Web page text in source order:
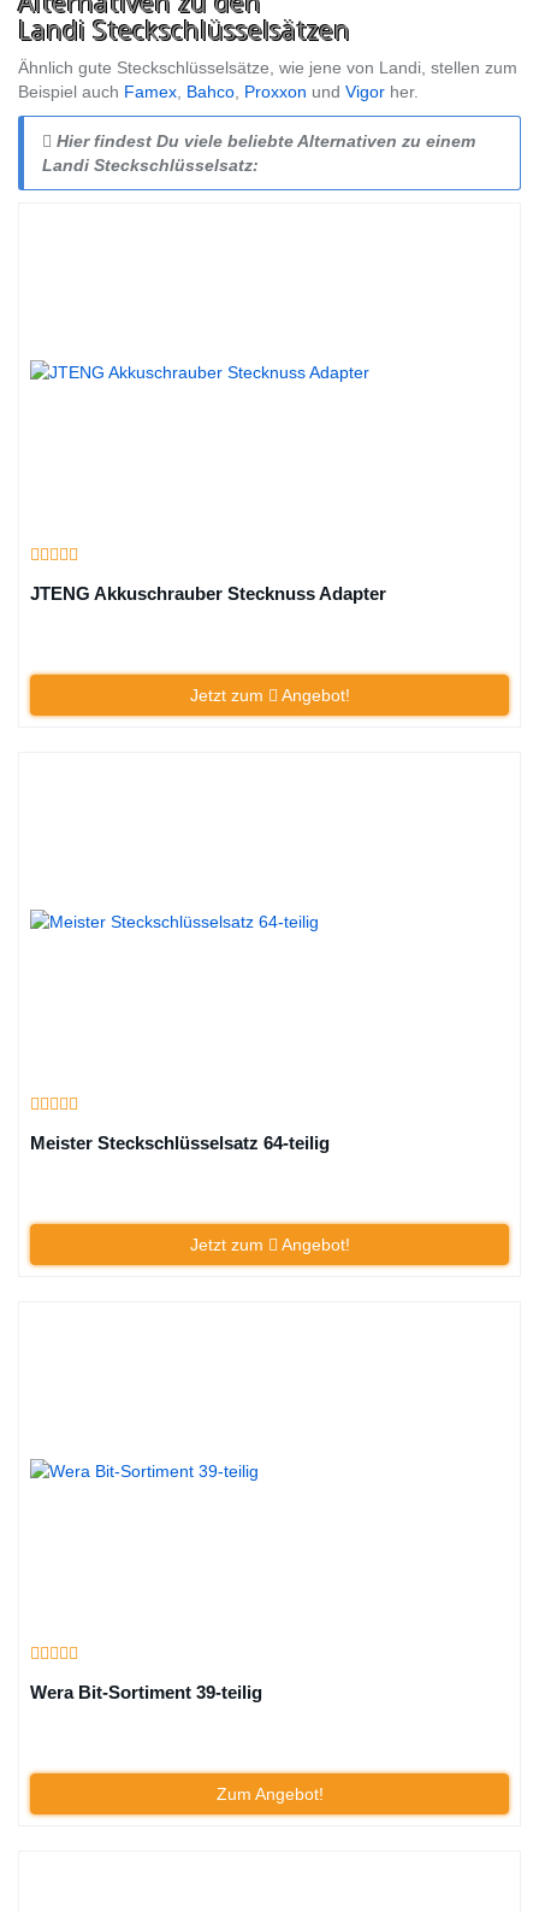
Landi Steckschlüsselsätzen
Ähnlich gute Steckschlüsselsätze, wie jene von Landi, stellen zum
Beispiel auch Famex Bahco Proxxon und Vigor her.
Hier findest Du viele beliebte Alternativen zu einem
Landi Steckschlüsselsatz:
JTENG Akkuschrauber Stecknuss Adapter
Jetzt zum Angebot!
Meister Steckschlüsselsatz 64-teilig
Jetzt zum Angebot!
Wera Bit-Sortiment 39-teilig
Zum Angebot!